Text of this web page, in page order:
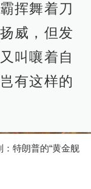
挥舞着刀
威，但发
叫嚷着自
有这样的
癌，医美机构：
法途径